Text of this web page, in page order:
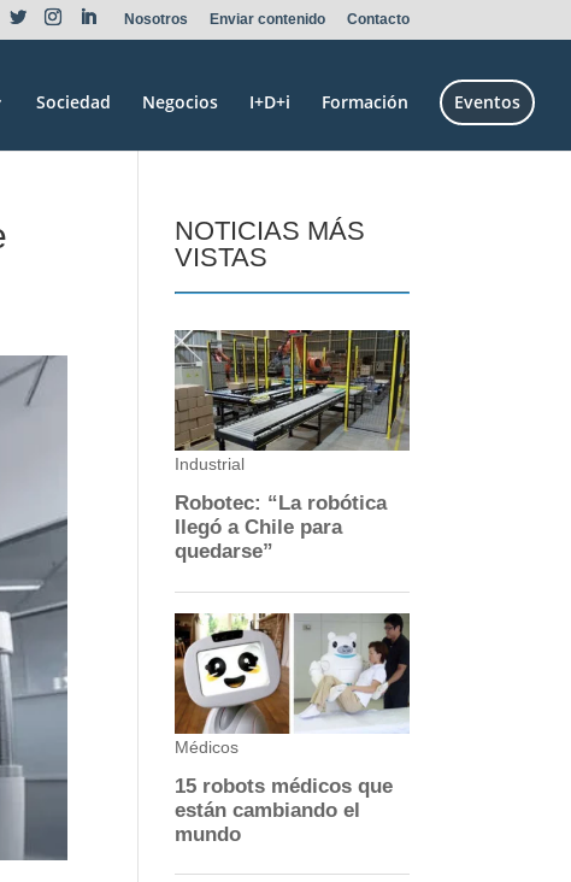
Nosotros Enviar contenido Contacto
Sociedad Negocios I+D+i Formación Eventos
NOTICIAS MÁS
VISTAS